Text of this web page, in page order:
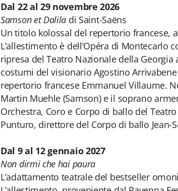
Dal 22 al 29 novembre 2026
Samson et Dalila di Saint-Saëns
Un titolo kolossal del repertorio francese,
L’allestimento è dell’Opéra di Montecarlo
ripresa del Teatro Nazionale della Georgia
costumi del visionario Agostino
repertorio francese Emmanuel Villaume.
Martin Muehle (Samson) e il soprano
Orchestra, Coro e Corpo di ballo del
Punturo, direttore del Corpo di ballo Jean-
Dal 9 al 12 gennaio 2027
Non dirmi che hai paura
L’adattamento teatrale del bestseller